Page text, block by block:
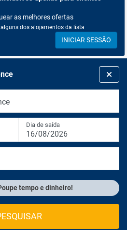
as melhores ofertas
dos alojamentos da lista
INICIAR SESSÃO
Dia de saída
16/08/2026
tempo e dinheiro!